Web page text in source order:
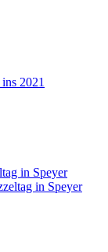
2021
in Speyer
in Speyer